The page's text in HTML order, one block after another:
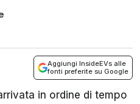
Aggiungi InsideEVs alle
fonti preferite su Google
in ordine di tempo